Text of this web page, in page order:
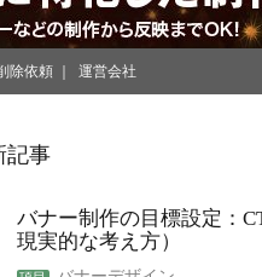
除依頼 運営会社
記事
バナー制作の目標設定：
現実的な考え方）